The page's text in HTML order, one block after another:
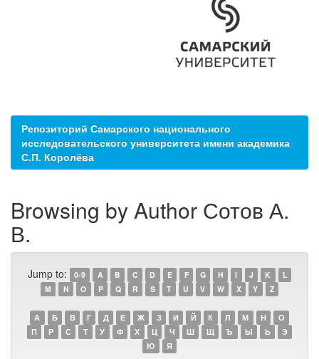
Репозиторий Самарского национального
исследовательского университета имени академика
С.П. Королёва
Browsing by Author Сотов А.
В.
Jump to: 0-9 A B C D E F G H I J K
L
M
N O P Q R S T U V W X Y Z
А Б В Г Д Е Ж З И Й К Л М Н
О
П
Р С Т У Ф Х Ц Ч Ш Щ Ъ Ы Ь
Э
Ю
Я